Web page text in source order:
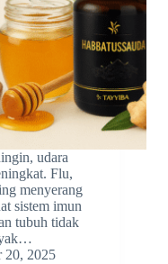
udara
Flu,
menyerang
sistem imun
tubuh tidak
20, 2025